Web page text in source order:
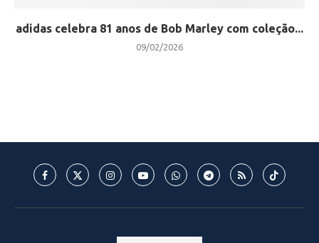
adidas celebra 81 anos de Bob Marley com coleção...
09/02/2026